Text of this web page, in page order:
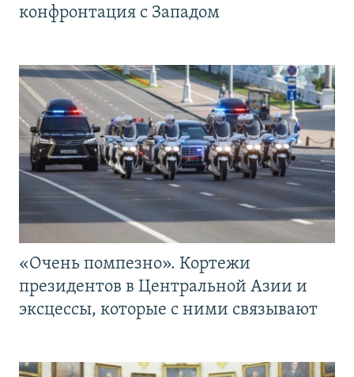
конфронтация с Западом
«Очень помпезно». Кортежи
президентов в Центральной Азии и
эксцессы, которые с ними связывают